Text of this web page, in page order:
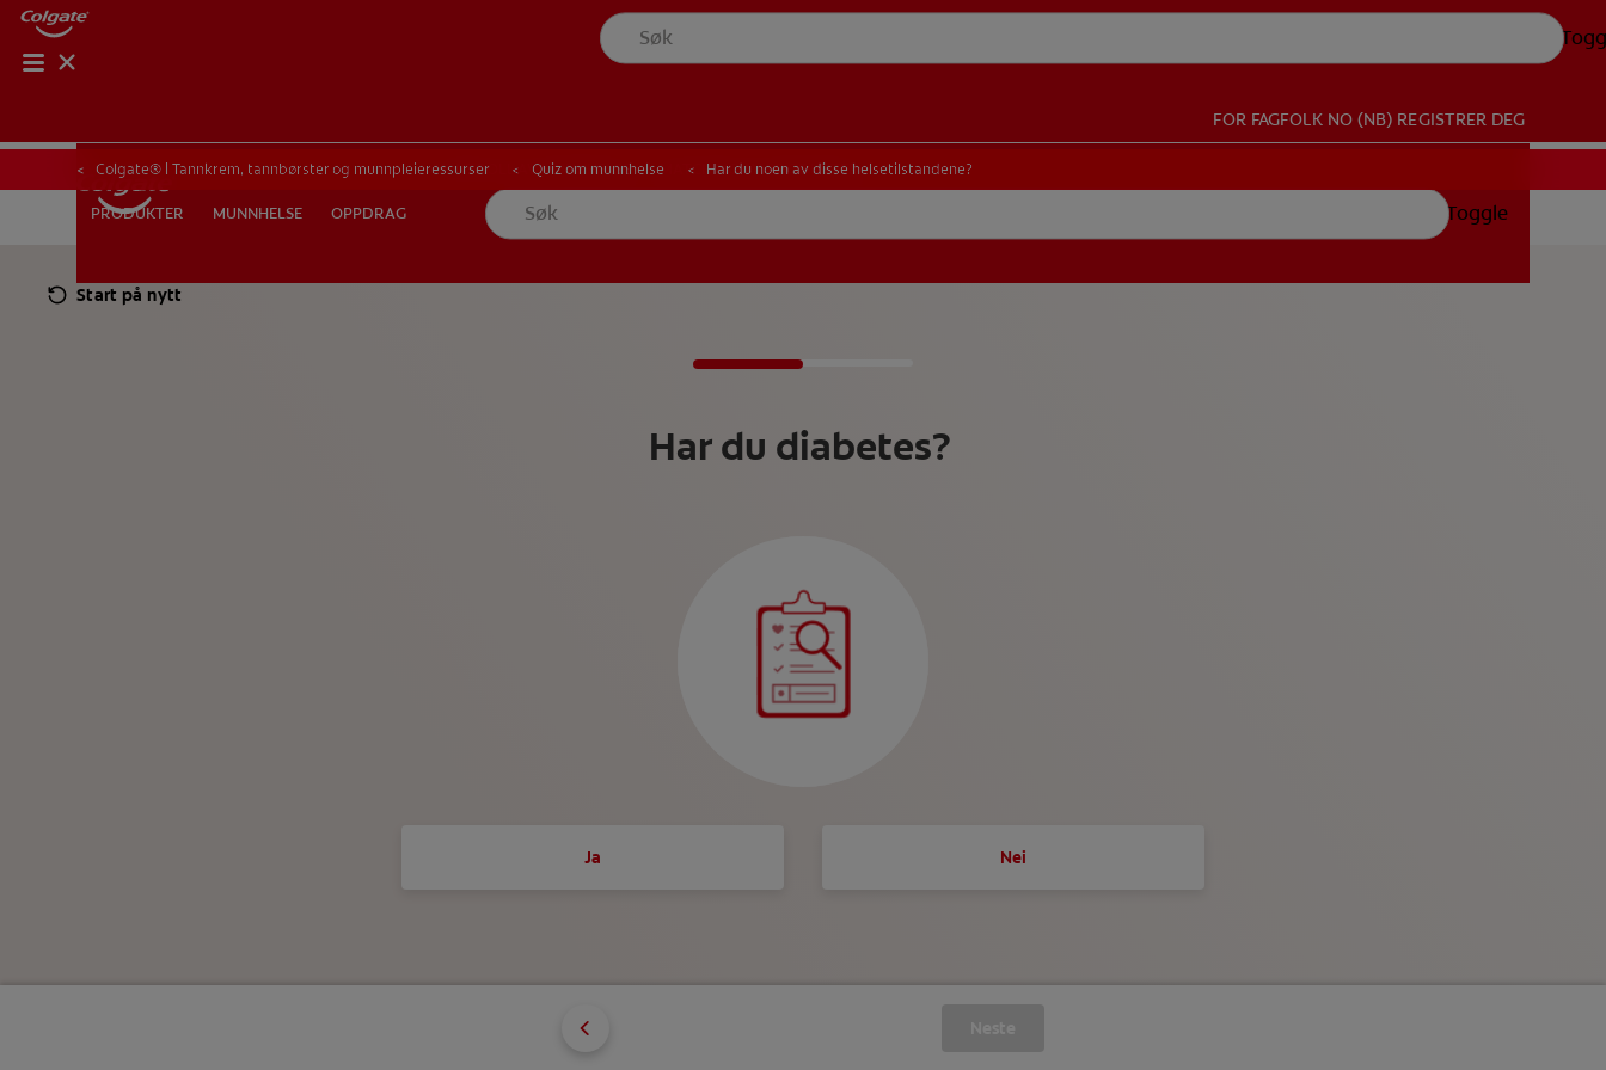
PRODUKTER
FOR FAGFOLK NO (NB) REGISTRER DEG
PRODUKTER MUNNHELSE OPPDRAG
KONTROLL AV MUNNHELSE MATCHING AV PRODUKTER
Toggle
Colgate® | Tannkrem, tannbørster og munnpleieressurser Quiz om munnhelse Har du noen av disse helsetilstandene?
Start på nytt
Har du diabetes?
Ja Nei